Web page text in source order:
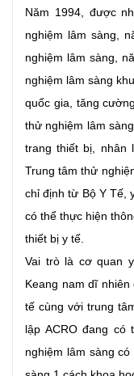
Năm 1994, được
nghiệm lâm sàng,
nghiệm lâm sàng,
nghiệm lâm sàng
quốc gia, tăng
thử nghiệm lâm
trang thiết bị, nhân
Trung tâm thử
chỉ định từ Bộ Y Tế,
có thể thực hiện
thiết bị y tế.
Vai trò là cơ quan
Keang nam dĩ
tế cùng với trung
lập ACRO đang
nghiệm lâm sàng